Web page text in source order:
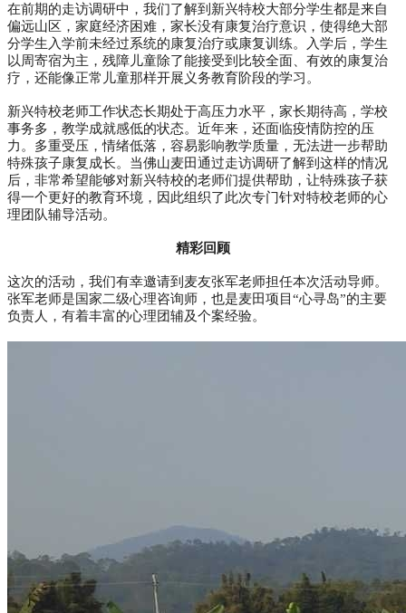
在前期的走访调研中，我们了解到新兴特校大部分学生都是来自
偏远山区，家庭经济困难，家长没有康复治疗意识，使得绝大部
分学生入学前未经过系统的康复治疗或康复训练。入学后，学生
以周寄宿为主，残障儿童除了能接受到比较全面、有效的康复治
疗，还能像正常儿童那样开展义务教育阶段的学习。
新兴特校老师工作状态长期处于高压力水平，家长期待高，学校
事务多，教学成就感低的状态。近年来，还面临疫情防控的压
力。多重受压，情绪低落，容易影响教学质量，无法进一步帮助
特殊孩子康复成长。当佛山麦田通过走访调研了解到这样的情况
后，非常希望能够对新兴特校的老师们提供帮助，让特殊孩子获
得一个更好的教育环境，因此组织了此次专门针对特校老师的心
理团队辅导活动。
精彩回顾
这次的活动，我们有幸邀请到麦友张军老师担任本次活动导师。
张军老师是国家二级心理咨询师，也是麦田项目“心寻岛”的主要
负责人，有着丰富的心理团辅及个案经验。